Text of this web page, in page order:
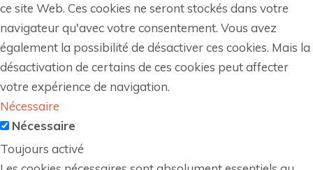
ce site Web. Ces cookies ne seront stockés dans votre
navigateur qu'avec votre consentement. Vous avez
également la possibilité de désactiver ces cookies. Mais la
désactivation de certains de ces cookies peut affecter
votre expérience de navigation.
Nécessaire
Nécessaire
Toujours activé